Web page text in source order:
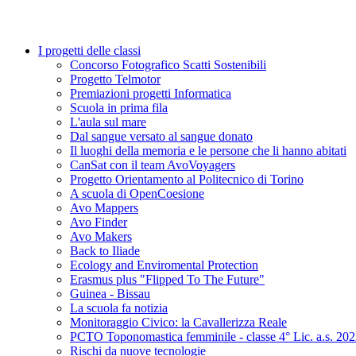
I progetti delle classi
Concorso Fotografico Scatti Sostenibili
Progetto Telmotor
Premiazioni progetti Informatica
Scuola in prima fila
L'aula sul mare
Dal sangue versato al sangue donato
Il luoghi della memoria e le persone che li hanno abitati
CanSat con il team AvoVoyagers
Progetto Orientamento al Politecnico di Torino
A scuola di OpenCoesione
Avo Mappers
Avo Finder
Avo Makers
Back to Iliade
Ecology and Enviromental Protection
Erasmus plus "Flipped To The Future"
Guinea - Bissau
La scuola fa notizia
Monitoraggio Civico: la Cavallerizza Reale
PCTO Toponomastica femminile - classe 4° Lic. a.s.
Rischi da nuove tecnologie